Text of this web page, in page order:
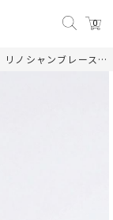
0
リノシャンブレースタンドカラーブラウス